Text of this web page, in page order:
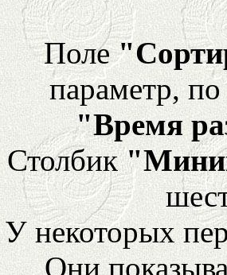
Поле
параметр, по
"Время
Столбик
У некоторых
Они